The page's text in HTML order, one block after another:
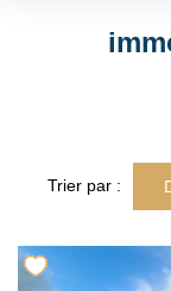
Type de bien
Créer une
Trier par :